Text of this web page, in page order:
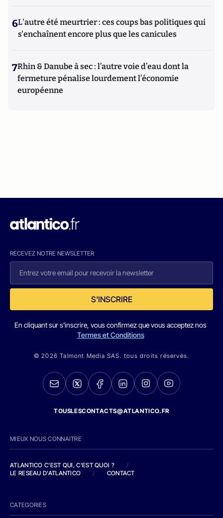
6L'autre été meurtrier : ces coups bas politiques qui
s'enchaînent encore plus que les canicules
7Rhin & Danube à sec : l’autre voie d’eau dont la
fermeture pénalise lourdement l’économie
européenne
RECEVEZ NOTRE NEWSLETTER
S'INSCRIRE
En cliquant sur s'inscrire, vous confirmez que vous acceptez nos
Termes et Conditions
© 2026 Talmont Media SAS. tous droits réservés.
TOUSLESCONTACTS@ATLANTICO.FR
MIEUX NOUS CONNAITRE
ATLANTICO C'EST QUI, C'EST QUOI ?
/
LE RESEAU D'ATLANTICO
/ CONTACT
CATEGORIES